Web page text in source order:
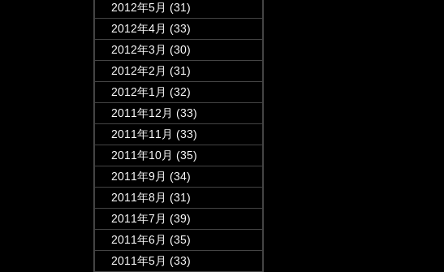
2012年5月 (31)
2012年4月 (33)
2012年3月 (30)
2012年2月 (31)
2012年1月 (32)
2011年12月 (33)
2011年11月 (33)
2011年10月 (35)
2011年9月 (34)
2011年8月 (31)
2011年7月 (39)
2011年6月 (35)
2011年5月 (33)